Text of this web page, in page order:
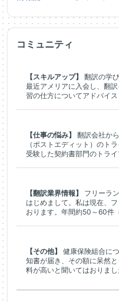
コミュニティ
【スキルアップ】
翻訳の学
最近アメリアに入会し、翻
習の仕方についてアドバイ
【仕事の悩み】
翻訳会社か
（ポストエディット）のト
受験した契約書部門のトラ
【翻訳業界情報】
フリーラ
はじめまして。私は現在、
おります。年間約50～60件
【その他】
健康保険組合に
知書が届き、その額に呆然
料が高いと聞いてはおりま